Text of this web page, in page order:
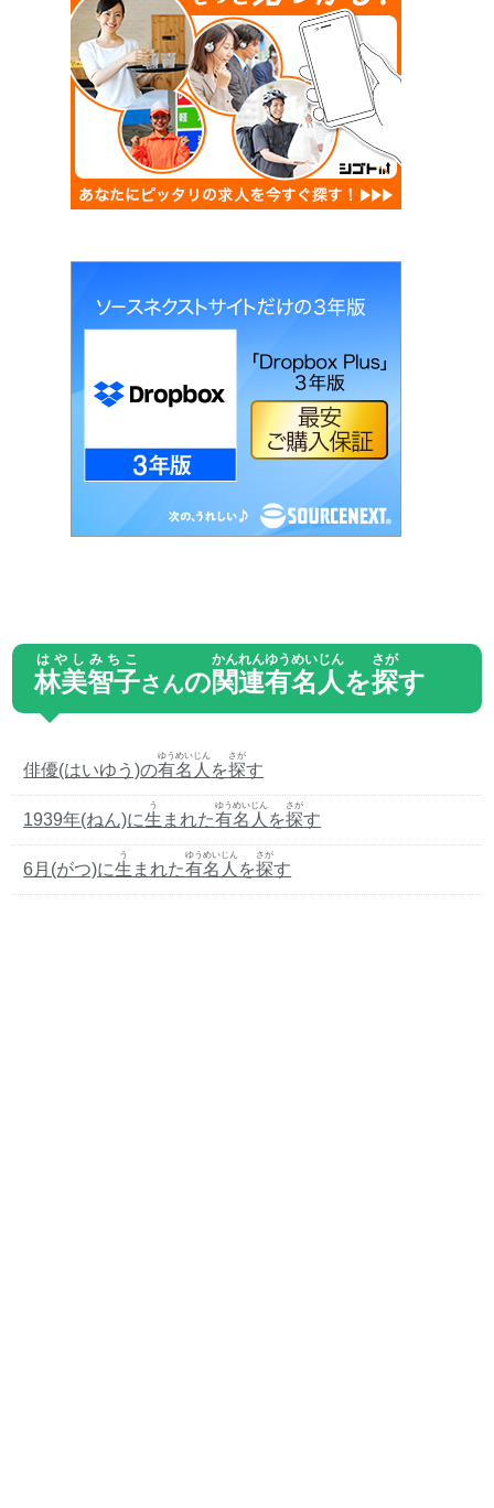
林美智子
はやしみちこ
さんの関連
かんれん
有名人
ゆうめいじん
を探
さが
す
俳優(はいゆう)の有名人
ゆうめいじん
を探
さが
す
1939年(ねん)に生
う
まれた有名人
ゆうめいじん
を探
さが
す
6月(がつ)に生
う
まれた有名人
ゆうめいじん
を探
さが
す